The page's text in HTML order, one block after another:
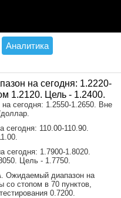
Аналитика
на сегодня: 1.2220-
1.2120. Цель - 1.2400.
сегодня: 1.2550-1.2650. Вне
110.00-110.90.
сегодня: 1.7900-1.8020.
Цель - 1.7750.
. Ожидаемый диапазон на
со стопом в 70 пунктов,
0.7200.